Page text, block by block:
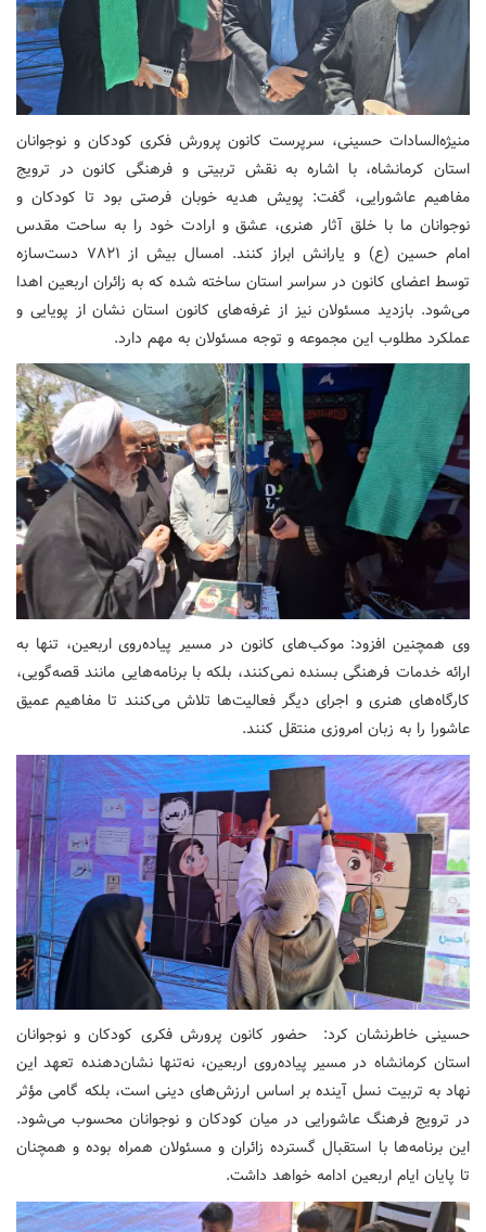
منیژه‌السادات حسینی، سرپرست کانون پرورش فکری کودکان و نوجوانان
استان کرمانشاه، با اشاره به نقش تربیتی و فرهنگی کانون در ترویج
مفاهیم عاشورایی، گفت: پویش هدیه خوبان فرصتی بود تا کودکان و
نوجوانان ما با خلق آثار هنری، عشق و ارادت خود را به ساحت مقدس
امام حسین (ع) و یارانش ابراز کنند. امسال بیش از ۷۸۲۱ دست‌سازه
توسط اعضای کانون در سراسر استان ساخته شده که به زائران اربعین اهدا
می‌شود. بازدید مسئولان نیز از غرفه‌های کانون استان نشان از پویایی و
عملکرد مطلوب این مجموعه و توجه مسئولان به مهم دارد.
وی همچنین افزود: موکب‌های کانون در مسیر پیاده‌روی اربعین، تنها به
ارائه خدمات فرهنگی بسنده نمی‌کنند، بلکه با برنامه‌هایی مانند قصه‌گویی،
کارگاه‌های هنری و اجرای دیگر فعالیت‌ها تلاش می‌کنند تا مفاهیم عمیق
عاشورا را به زبان امروزی منتقل کنند.
حسینی خاطرنشان کرد: حضور کانون پرورش فکری کودکان و نوجوانان
استان کرمانشاه در مسیر پیاده‌روی اربعین، نه‌تنها نشان‌دهنده تعهد این
نهاد به تربیت نسل آینده بر اساس ارزش‌های دینی است، بلکه گامی مؤثر
در ترویج فرهنگ عاشورایی در میان کودکان و نوجوانان محسوب می‌شود.
این برنامه‌ها با استقبال گسترده زائران و مسئولان همراه بوده و همچنان
تا پایان ایام اربعین ادامه خواهد داشت.